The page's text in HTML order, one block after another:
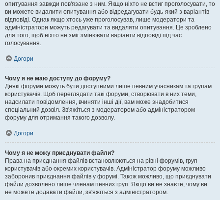
опитування завжди пов'язане з ним. Якщо ніхто не встиг проголосувати, то
ви можете видалити опитування або відредагувати будь-який з варіантів
відповіді. Однак якщо хтось уже проголосував, лише модератори та
адміністратори можуть редагувати та видаляти опитування. Це зроблено
для того, щоб ніхто не зміг змінювати варіанти відповіді під час
голосування.
Догори
Чому я не маю доступу до форуму?
Деякі форуми можуть бути доступними лише певним учасникам та групам
користувачів. Щоб переглядати такі форуми, створювати в них теми,
надсилати повідомлення, вчиняти інші дії, вам може знадобитися
спеціальний дозвіл. Зв'яжіться з модератором або адміністратором
форуму для отримання такого дозволу.
Догори
Чому я не можу приєднувати файли?
Права на приєднання файлів встановлюються на рівні форумів, груп
користувачів або окремих користувачів. Адміністратор форуму можливо
заборонив приєднання файлів у форумі. Також можливо, що приєднувати
файли дозволено лише членам певних груп. Якщо ви не знаєте, чому ви
не можете додавати файли, зв'яжіться з адміністратором.